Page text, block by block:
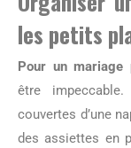
les petits
Pour un mariage
être
couvertes d’une
des assiettes en